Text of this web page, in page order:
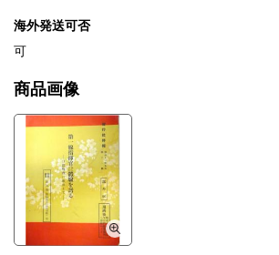
海外発送可否
可
商品画像